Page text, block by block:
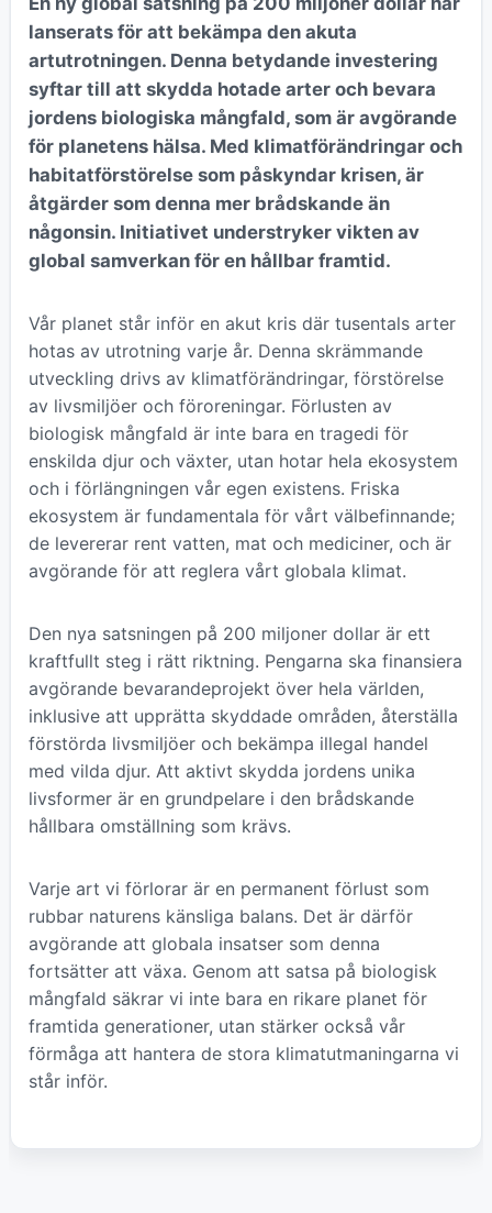
lanserats för att bekämpa den akuta
artutrotningen. Denna betydande investering
syftar till att skydda hotade arter och bevara
jordens biologiska mångfald, som är avgörande
för planetens hälsa. Med klimatförändringar och
habitatförstörelse som påskyndar krisen, är
åtgärder som denna mer brådskande än
någonsin. Initiativet understryker vikten av
global samverkan för en hållbar framtid.
Vår planet står inför en akut kris där tusentals arter
hotas av utrotning varje år. Denna skrämmande
utveckling drivs av klimatförändringar, förstörelse
av livsmiljöer och föroreningar. Förlusten av
biologisk mångfald är inte bara en tragedi för
enskilda djur och växter, utan hotar hela ekosystem
och i förlängningen vår egen existens. Friska
ekosystem är fundamentala för vårt välbefinnande;
de levererar rent vatten, mat och mediciner, och är
avgörande för att reglera vårt globala klimat.
Den nya satsningen på 200 miljoner dollar är ett
kraftfullt steg i rätt riktning. Pengarna ska finansiera
avgörande bevarandeprojekt över hela världen,
inklusive att upprätta skyddade områden, återställa
förstörda livsmiljöer och bekämpa illegal handel
med vilda djur. Att aktivt skydda jordens unika
livsformer är en grundpelare i den brådskande
hållbara omställning som krävs.
Varje art vi förlorar är en permanent förlust som
rubbar naturens känsliga balans. Det är därför
avgörande att globala insatser som denna
fortsätter att växa. Genom att satsa på biologisk
mångfald säkrar vi inte bara en rikare planet för
framtida generationer, utan stärker också vår
förmåga att hantera de stora klimatutmaningarna vi
står inför.